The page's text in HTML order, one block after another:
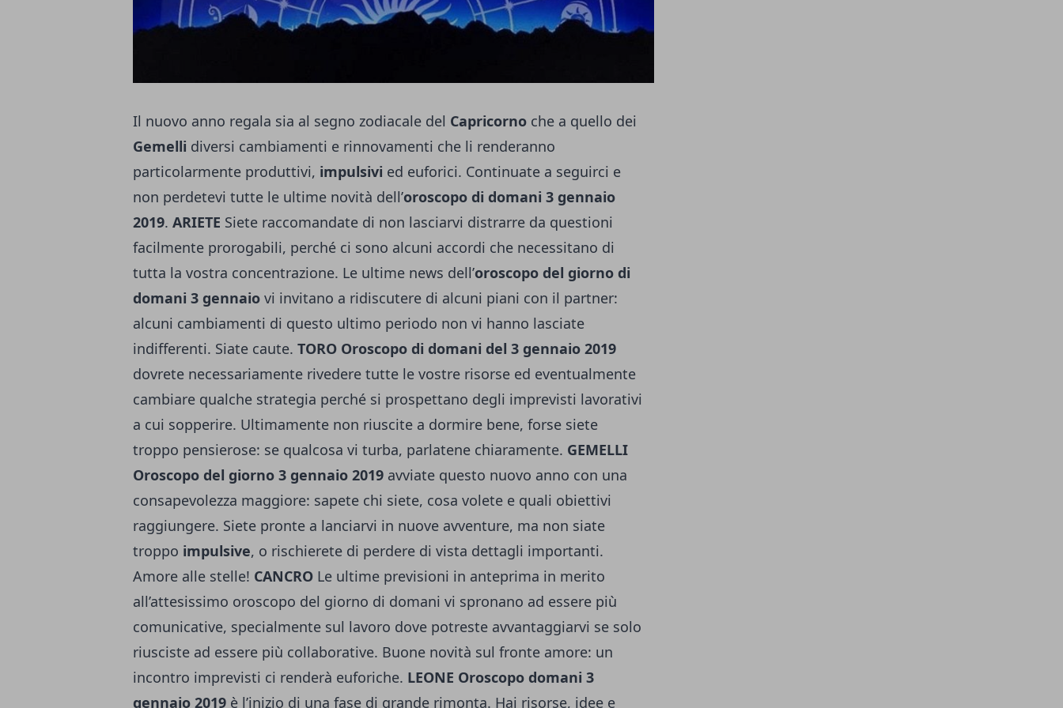
Il nuovo anno regala sia al segno zodiacale del Capricorno che a quello dei
Gemelli diversi cambiamenti e rinnovamenti che li renderanno
particolarmente produttivi, impulsivi ed euforici. Continuate a seguirci e
non perdetevi tutte le ultime novità dell’oroscopo di domani 3 gennaio
2019. ARIETE Siete raccomandate di non lasciarvi distrarre da questioni
facilmente prorogabili, perché ci sono alcuni accordi che necessitano di
tutta la vostra concentrazione. Le ultime news dell’oroscopo del giorno di
domani 3 gennaio vi invitano a ridiscutere di alcuni piani con il partner:
alcuni cambiamenti di questo ultimo periodo non vi hanno lasciate
indifferenti. Siate caute. TORO Oroscopo di domani del 3 gennaio 2019
dovrete necessariamente rivedere tutte le vostre risorse ed eventualmente
cambiare qualche strategia perché si prospettano degli imprevisti lavorativi
a cui sopperire. Ultimamente non riuscite a dormire bene, forse siete
troppo pensierose: se qualcosa vi turba, parlatene chiaramente. GEMELLI
Oroscopo del giorno 3 gennaio 2019 avviate questo nuovo anno con una
consapevolezza maggiore: sapete chi siete, cosa volete e quali obiettivi
raggiungere. Siete pronte a lanciarvi in nuove avventure, ma non siate
troppo impulsive, o rischierete di perdere di vista dettagli importanti.
Amore alle stelle! CANCRO Le ultime previsioni in anteprima in merito
all’attesissimo oroscopo del giorno di domani vi spronano ad essere più
comunicative, specialmente sul lavoro dove potreste avvantaggiarvi se solo
riusciste ad essere più collaborative. Buone novità sul fronte amore: un
incontro imprevisti ci renderà euforiche. LEONE Oroscopo domani 3
gennaio 2019 è l’inizio di una fase di grande rimonta. Hai risorse, idee e